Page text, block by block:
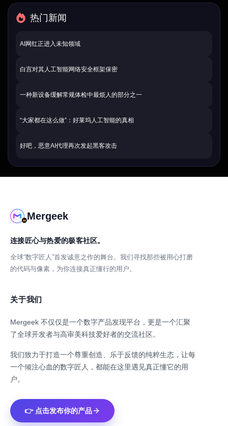
热门新闻
AI网红正进入未知领域
白宫对其人工智能网络安全框架保密
一种新设备缓解常规体检中最烦人的部分之一
“大家都在这么做”：好莱坞人工智能的真相
好吧，恶意AI代理再次发起黑客攻击
Mergeek
连接匠心与热爱的极客社区。
全球“数字匠人”首发诚意之作的舞台。我们寻找那些被用心打磨
的代码与像素，为你连接真正懂行的用户。
关于我们
Mergeek 不仅仅是一个数字产品发现平台，更是一个汇聚
了全球开发者与高审美科技爱好者的交流社区。
我们致力于打造一个尊重创造、乐于反馈的纯粹生态，让每
一个倾注心血的数字匠人，都能在这里遇见真正懂它的用
户。
👉 点击发布你的产品